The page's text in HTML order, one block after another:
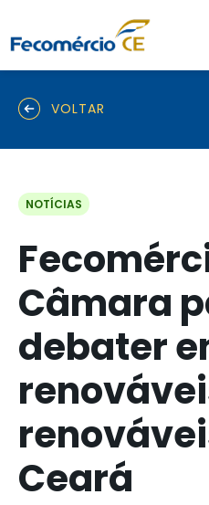
VOLTAR
NOTÍCIAS
Câmara
debater
Ceará